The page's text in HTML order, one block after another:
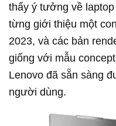
thấy ý tưởng về
từng giới thiệu một
2023, và các bản
giống với mẫu
Lenovo đã sẵn sàng
người dùng.